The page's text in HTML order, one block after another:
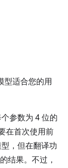
型适合您的用
参数为 4 位的
在首次使用前
，但在翻译功
结果。不过，